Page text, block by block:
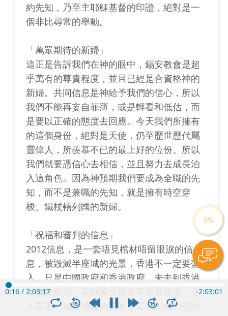
約先知，乃至主耶穌基督的印證，絕對是一
個非比尋常的舉動。
「萬眾期待的新婦」
這正是告訴我們在神的眼中，錫安教會是超
乎萬有的尊貴程度，並且已經是合資格神的
新婦。共同信息是神給予我們的信心，所以
我們不能再妄自菲薄，或是輕看和低估，而
是要以正確的態度去回應。今天我們所擁有
的這個身份，絕對是天使，仍至歷世歷代屬
靈偉人，所羨慕不已的最上好的位份。所以
我們就要憑信心去相信，並且努力去成長泊
入這角色。因為神預期我們要成為全職的先
知，而不是兼職的先知，就是擁有時空穿
梭、鐵杖轄列國的新婦。
「祝福和審判的信息」
2012信息，是一套唔見棺材唔留眼淚的信
息，被毁滅半座城的光景，香港不一定要落
入，只是中國政府和香港政府，未去到香港
變成如死城，不到萬念俱灰不會肯放手。在
人看來一個無神論的國家，豈會把權力交給
0:17 / 2:03:17 -2:03:00